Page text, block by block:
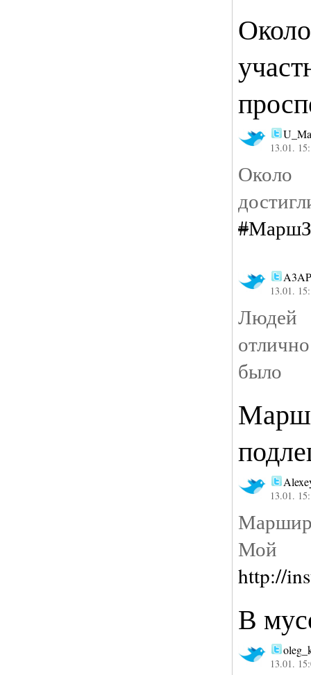
13.01.
Около
#
A3AP
13.01.
было
13.01.
Мой
http://
В
13.01.